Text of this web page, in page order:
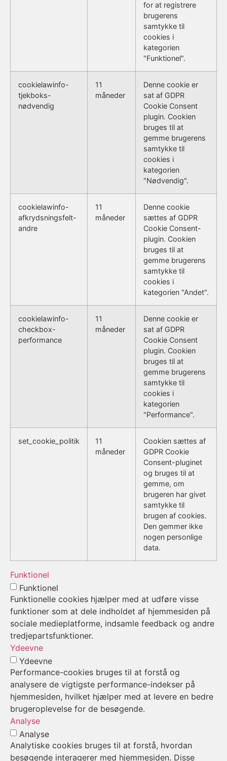
for at registrere
brugerens
samtykke til
cookies i
kategorien
"Funktionel".
cookielawinfo-
tjekboks-
nødvendig
11
måneder
Denne cookie er
sat af GDPR
Cookie Consent
plugin. Cookien
bruges til at
gemme brugerens
samtykke til
cookies i
kategorien
"Nødvendig".
cookielawinfo-
afkrydsningsfelt-
andre
11
måneder
Denne cookie
sættes af GDPR
Cookie Consent-
plugin. Cookien
bruges til at
gemme brugerens
samtykke til
cookies i
kategorien "Andet".
cookielawinfo-
checkbox-
performance
11
måneder
Denne cookie er
sat af GDPR
Cookie Consent
plugin. Cookien
bruges til at
gemme brugerens
samtykke til
cookies i
kategorien
"Performance".
set_cookie_politik
11
måneder
Cookien sættes af
GDPR Cookie
Consent-pluginet
og bruges til at
gemme, om
brugeren har givet
samtykke til
brugen af cookies.
Den gemmer ikke
nogen personlige
data.
Funktionel
Funktionel
Funktionelle cookies hjælper med at udføre visse
funktioner som at dele indholdet af hjemmesiden på
sociale medieplatforme, indsamle feedback og andre
tredjepartsfunktioner.
Ydeevne
Ydeevne
Performance-cookies bruges til at forstå og
analysere de vigtigste performance-indekser på
hjemmesiden, hvilket hjælper med at levere en bedre
brugeroplevelse for de besøgende.
Analyse
Analyse
Analytiske cookies bruges til at forstå, hvordan
besøgende interagerer med hjemmesiden. Disse